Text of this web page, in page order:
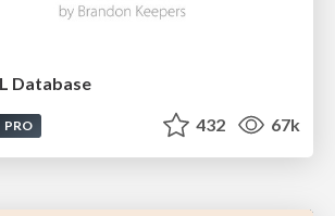
Database
PRO 432 67k